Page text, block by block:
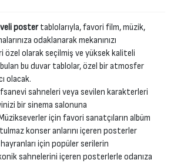
postertablolarıyla, favori film, müzik,
odaklanarak mekanınızı
özel olarak seçilmiş ve yüksek kaliteli
bulan bu duvar tablolar, özel bir atmosfer
olacak.
sahneleri veya sevilen karakterleri
bir sinema salonuna
için favori sanatçıların albüm
konser anlarını içeren posterler
için popüler serilerin
sahnelerini içeren posterlerle odanıza